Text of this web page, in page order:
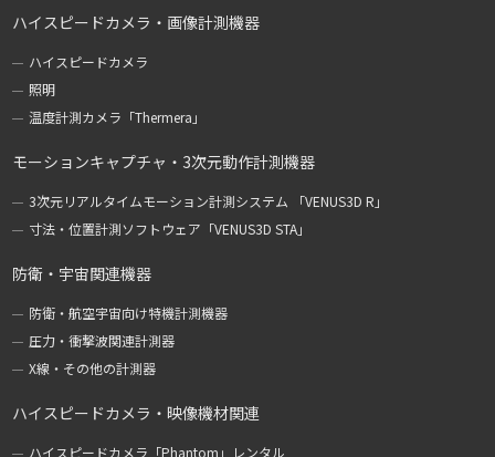
ハイスピードカメラ・画像計測機器
ハイスピードカメラ
照明
温度計測カメラ「Thermera」
モーションキャプチャ・3次元動作計測機器
3次元リアルタイムモーション計測システム 「VENUS3D R」
寸法・位置計測ソフトウェア「VENUS3D STA」
防衛・宇宙関連機器
防衛・航空宇宙向け特機計測機器
圧力・衝撃波関連計測器
X線・その他の計測器
ハイスピードカメラ・映像機材関連
ハイスピードカメラ「Phantom」レンタル